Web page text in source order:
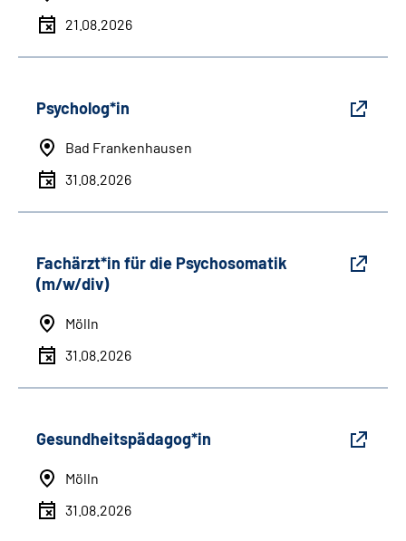
21.08.2026
Psycholog*in
Bad Frankenhausen
31.08.2026
Fachärzt*in für die Psychosomatik
(m/w/div)
Mölln
31.08.2026
Gesundheitspädagog*in
Mölln
31.08.2026